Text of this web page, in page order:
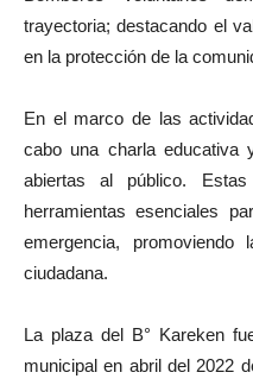
trayectoria; destacando el
en la protección de la
En el marco de las
cabo una charla educativa
abiertas al público. Estas
herramientas esenciales
emergencia,
ciudadana.
La plaza del B° Kareken
municipal en abril del 2022